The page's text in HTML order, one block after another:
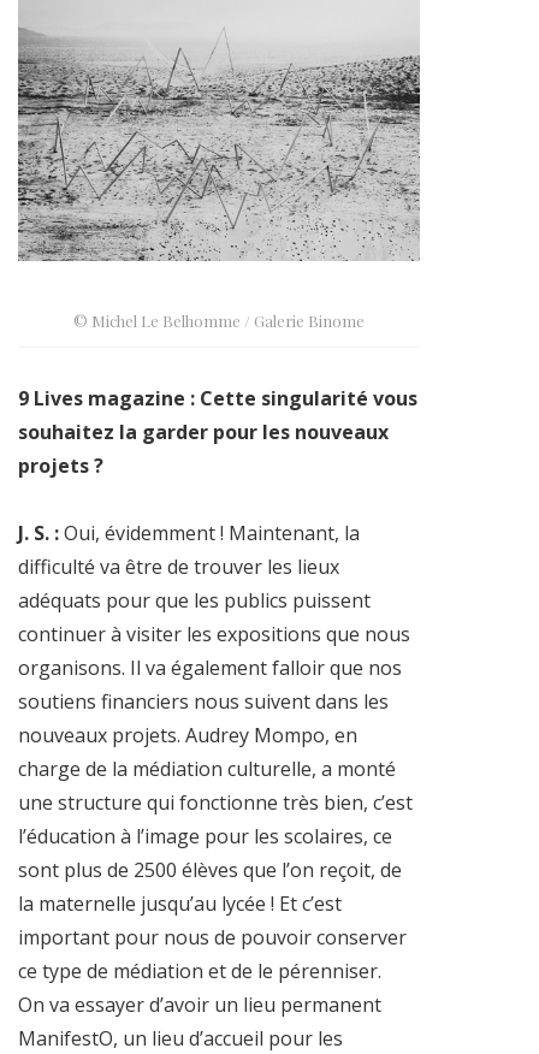
© Michel Le Belhomme / Galerie Binome
9 Lives magazine : Cette singularité vous
souhaitez la garder pour les nouveaux
projets ?
J. S. :Oui, évidemment ! Maintenant, la
difficulté va être de trouver les lieux
adéquats pour que les publics puissent
continuer à visiter les expositions que nous
organisons. Il va également falloir que nos
soutiens financiers nous suivent dans les
nouveaux projets. Audrey Mompo, en
charge de la médiation culturelle, a monté
une structure qui fonctionne très bien, c’est
l’éducation à l’image pour les scolaires, ce
sont plus de 2500 élèves que l’on reçoit, de
la maternelle jusqu’au lycée ! Et c’est
important pour nous de pouvoir conserver
ce type de médiation et de le pérenniser.
On va essayer d’avoir un lieu permanent
ManifestO, un lieu d’accueil pour les